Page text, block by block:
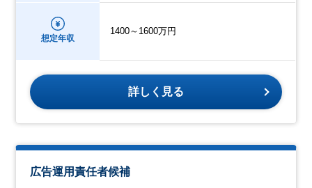
想定年収
1400～1600万円
詳しく見る
広告運用責任者候補